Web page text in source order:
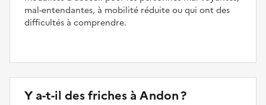
mal-entendantes, à mobilité réduite ou qui ont des
difficultés à comprendre.
Y a-t-il des friches à Andon ?